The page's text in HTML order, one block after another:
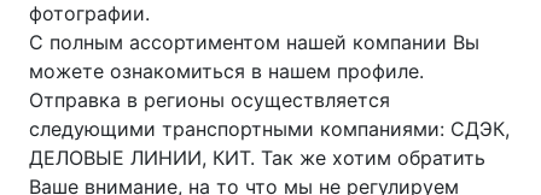
фотографии.
С полным ассортиментом нашей компании Вы
можете ознакомиться в нашем профиле.
Отправка в регионы осуществляется
следующими транспортными компаниями: СДЭК,
ДЕЛОВЫЕ ЛИНИИ, КИТ. Так же хотим обратить
Ваше внимание, на то что мы не регулируем